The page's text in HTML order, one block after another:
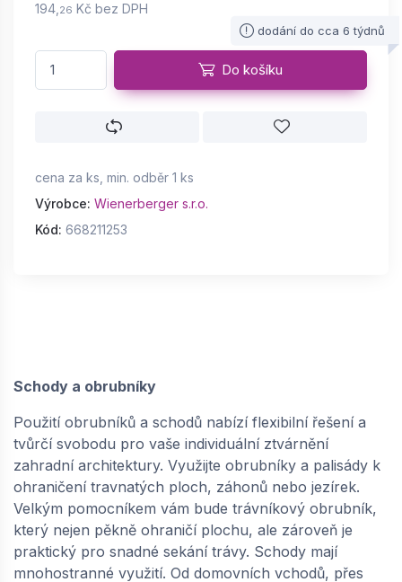
194, 26 Kč bez DPH
dodání do cca 6 týdnů
Do košíku
cena za ks, min. odběr 1 ks
Výrobce: Wienerberger s.r.o.
Kód: 668211253
Schody a obrubníky
Použití obrubníků a schodů nabízí flexibilní řešení a
tvůrčí svobodu pro vaše individuální ztvárnění
zahradní architektury. Využijte obrubníky a palisády k
ohraničení travnatých ploch, záhonů nebo jezírek.
Velkým pomocníkem vám bude trávníkový obrubník,
který nejen pěkně ohraničí plochu, ale zároveň je
praktický pro snadné sekání trávy. Schody mají
mnohostranné využití. Od domovních vchodů, přes